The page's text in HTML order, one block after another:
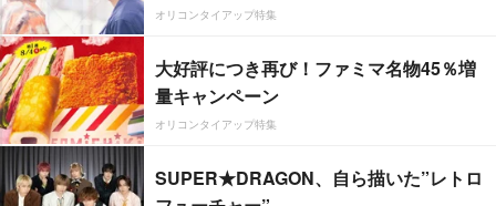
オリコンタイアップ特集
大好評につき再び！ファミマ名物45％増
量キャンペーン
オリコンタイアップ特集
SUPER★DRAGON、自ら描いた”レトロ